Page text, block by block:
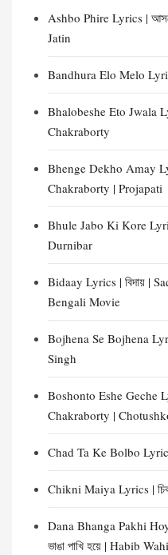
Ashbo Phire Lyrics |
Jatin
Bandhura Elo Melo
Bhalobeshe Eto Jwala
Chakraborty
Bhenge Dekho Amay
Chakraborty | Projapati
Bhule Jabo Ki Kore
Durnibar
Bidaay Lyrics | বিদায় |
Bengali Movie
Bojhena Se Bojhena
Singh
Boshonto Eshe Geche
Chakraborty |
Chad Ta Ke Bolbo
Chikni Maiya Lyrics |
Dana Bhanga Pakhi
ভাঙা পাখি হয়ে | Habib